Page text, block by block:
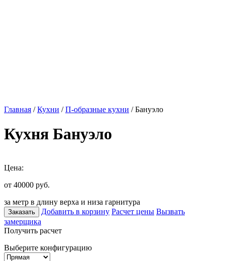
Главная /Кухни /П-образные кухни / Бануэло
Кухня Бануэло
Цена:
от 40000 руб.
за метр в длину верха и низа гарнитура
Заказать Добавить в корзину Расчет цены Вызвать
замерщика
Получить расчет
Выберите конфигурацию